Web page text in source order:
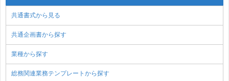
共通書式から見る
共通企画書から探す
業種から探す
総務関連業務テンプレートから探す